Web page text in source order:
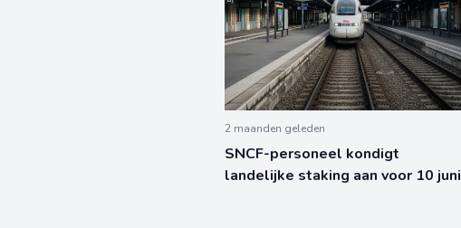
2 maanden geleden
SNCF-personeel kondigt
landelijke staking aan voor 10 juni